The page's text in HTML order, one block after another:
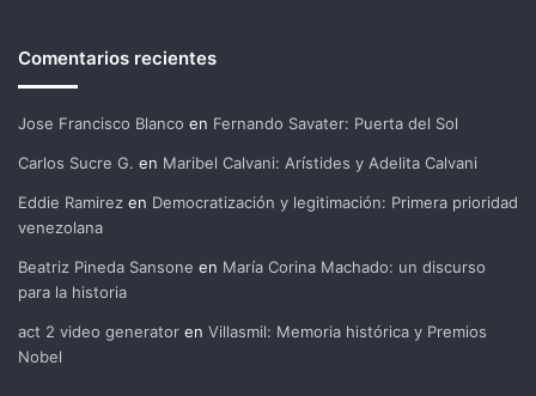
Comentarios recientes
Jose Francisco Blanco en Fernando Savater: Puerta del Sol
Carlos Sucre G. en Maribel Calvani: Arístides y Adelita Calvani
Eddie Ramirez en Democratización y legitimación: Primera prioridad
venezolana
Beatriz Pineda Sansone en María Corina Machado: un discurso
para la historia
act 2 video generator en Villasmil: Memoria histórica y Premios
Nobel